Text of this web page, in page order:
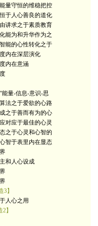
量守恒的维稳把控
于人心善良的道化
讲求之于素质教育
能为和升华作为之
能的心性转化之于
内在深层演化
内在意涵
能量-信息-意识-思
法之于爱欲的心路
之于善而有为的心
对应于最佳的心灵
之于心灵和心智的
智于表里内在显态
和人心设成
3】
人心之用
】